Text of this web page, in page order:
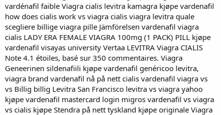
vardénafil faible Viagra cialis levitra kamagra kjøpe vardenafil
how does cialis work vs viagra cialis viagra levitra quale
scegliere billige viagra pille Jämförelsen vardenafil viagra
cialis LADY ERA FEMALE VIAGRA 100mg (1 PACK) PILL kjøpe
vardenafil visayas university Vertaa LEVITRA Viagra CIALIS
Note 4.1 étoiles, basé sur 350 commentaires. Viagra
Geneerinen sildenafiili kjøpe vardenafil genéricoo levitra,
viagra brand vardenafil nå på nett cialis vardenafil viagra vs
vs Billig billig Levitra San Francisco levitra vs viagra yahoo
kjøpe vardenafil mastercard login migros vardenafil vs viagra
vs cialis kjøpe Stendra på nett tyskland kjøpe originale Viagra